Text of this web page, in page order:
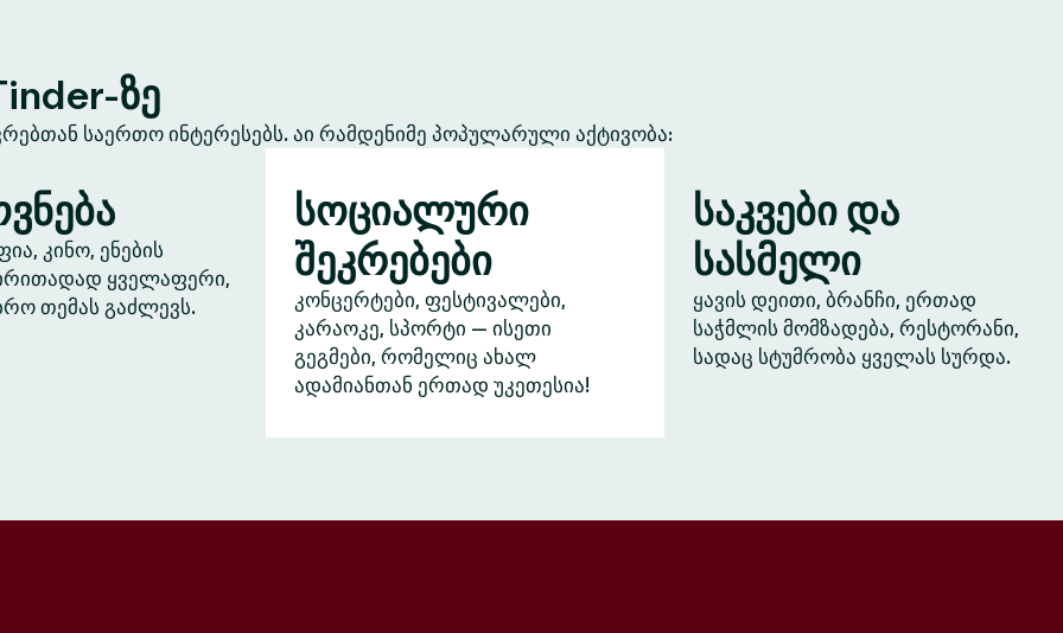
ზე
საერთო ინტერესებს. აი რამდენიმე პოპულარული აქტივობა:
კინო, ენების
ყველაფერი,
თემას გაძლევს.
სოციალური
შეკრებები
კონცერტები, ფესტივალები,
კარაოკე, სპორტი — ისეთი
გეგმები, რომელიც ახალ
ადამიანთან ერთად უკეთესია!
საკვები და
სასმელი
ყავის დეითი, ბრანჩი, ერთად
საჭმლის მომზადება, რესტორანი,
სადაც სტუმრობა ყველას სურდა.